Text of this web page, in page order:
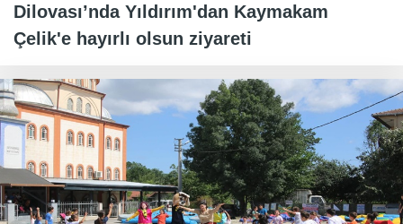
Dilovası’nda Yıldırım'dan Kaymakam
Çelik'e hayırlı olsun ziyareti